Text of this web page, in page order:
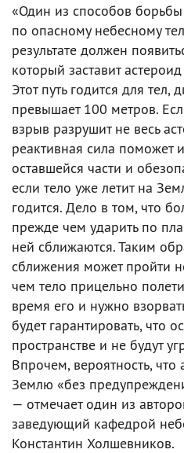
«Один из способов
по опасному небесному
результате должен
который заставит
Этот путь годится для
превышает 100 метров.
взрыв разрушит не весь
реактивная сила поможет
оставшейся части и
если тело уже летит на
годится. Дело в том, что
прежде чем ударить по
ней сближаются. Таким
сближения может пройти
чем тело прицельно
время его и нужно
будет гарантировать, что
пространстве и не будут
Впрочем, вероятность, что
Землю «без
— отмечает один из
заведующий кафедрой
Константин Холшевников.